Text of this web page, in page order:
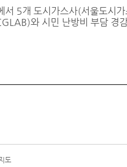
5개 도시가스사(서울도시가
와 시민 난방비 부담 경
도